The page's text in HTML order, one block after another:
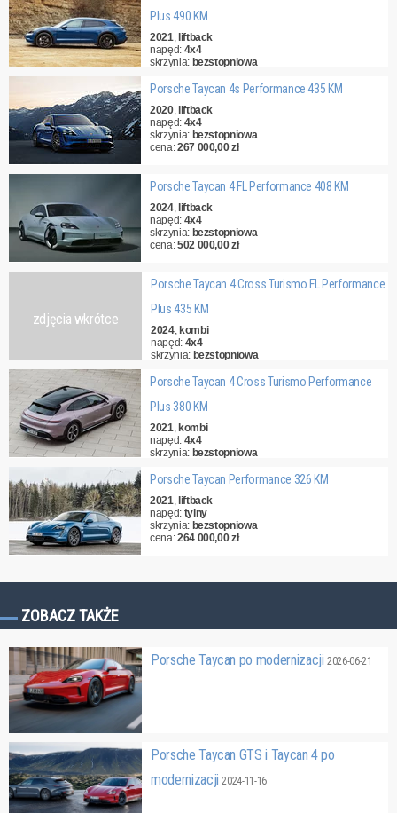
Plus 490 KM
2021, liftback
napęd: 4x4
skrzynia: bezstopniowa
cena:315 000,00 zł
Porsche Taycan 4s Performance 435 KM
2020, liftback
napęd: 4x4
skrzynia: bezstopniowa
cena:267 000,00 zł
Porsche Taycan 4 FL Performance 408 KM
2024, liftback
napęd: 4x4
skrzynia: bezstopniowa
cena:502 000,00 zł
zdjęcia wkrótce
Porsche Taycan 4 Cross Turismo FL Performance
Plus 435 KM
2024, kombi
napęd: 4x4
skrzynia: bezstopniowa
cena:533 000,00 zł
Porsche Taycan 4 Cross Turismo Performance
Plus 380 KM
2021, kombi
napęd: 4x4
skrzynia: bezstopniowa
Porsche Taycan Performance 326 KM
2021, liftback
napęd: tylny
skrzynia: bezstopniowa
cena:264 000,00 zł
ZOBACZ TAKŻE
Porsche Taycan po modernizacji2026-06-21
Porsche Taycan GTS i Taycan 4 po
modernizacji2024-11-16